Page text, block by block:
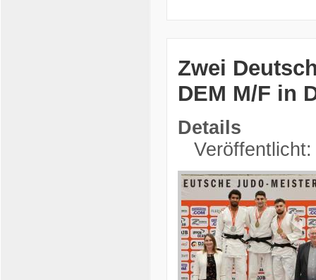
Zwei
DEM M/F in
Details